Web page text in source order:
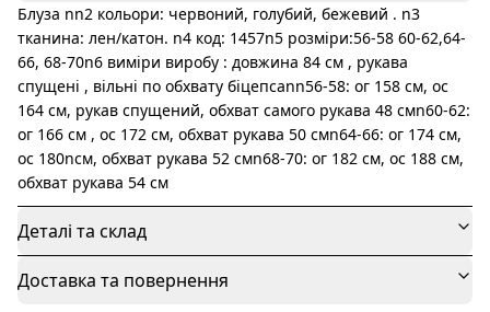
Блуза nn2 кольори: червоний, голубий, бежевий . n3
тканина: лен/катон. n4 код: 1457n5 розміри:56-58 60-62,64-
66, 68-70n6 виміри виробу : довжина 84 см , рукава
спущені , вільні по обхвату біцепсаnn56-58: ог 158 см, ос
164 см, рукав спущений, обхват самого рукава 48 смn60-62:
ог 166 см , ос 172 см, обхват рукава 50 смn64-66: ог 174 см,
ос 180nсм, обхват рукава 52 смn68-70: ог 182 см, ос 188 см,
обхват рукава 54 см
Деталі та склад
Доставка та повернення